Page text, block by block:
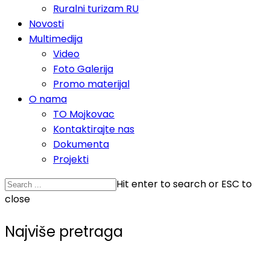
Ruralni turizam RU
Novosti
Multimedija
Video
Foto Galerija
Promo materijal
O nama
TO Mojkovac
Kontaktirajte nas
Dokumenta
Projekti
Hit enter to search or ESC to
close
Najviše pretraga